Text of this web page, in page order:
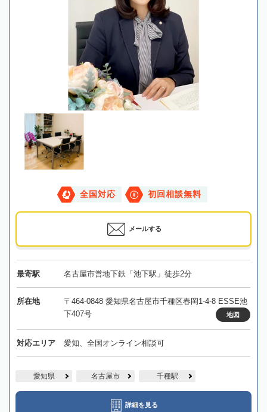
全国対応 初回相談無料
メールする
最寄駅 名古屋市営地下鉄「池下駅」徒歩2分
所在地
〒464-0848 愛知県名古屋市千種区春岡1-4-8 ESSE池
下407号
地図
対応エリア 愛知、全国オンライン相談可
愛知県 名古屋市 千種駅
詳細を見る